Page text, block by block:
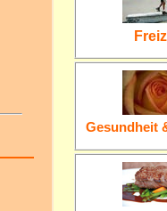
Gesundheit